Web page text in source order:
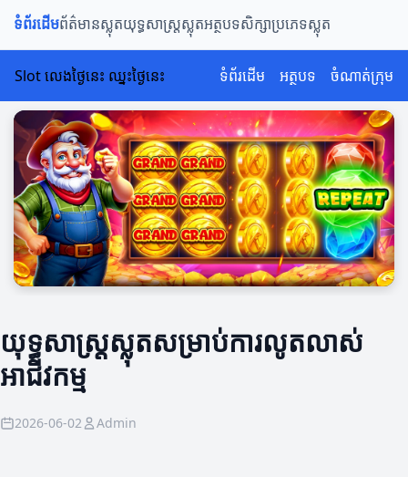
ទំព័រដើមព័ត៌មានស្លុតយុទ្ធសាស្រ្តស្លុតអត្ថបទសិក្សាប្រភេទស្លុត
Slot លេងថ្ងៃនេះ ឈ្នះថ្ងៃនេះ ទំព័រដើម អត្ថបទ ចំណាត់ក្រុម
យុទ្ធសាស្រ្តស្លុតសម្រាប់ការលូតលាស់
អាជីវកម្ម
2026-06-02 Admin